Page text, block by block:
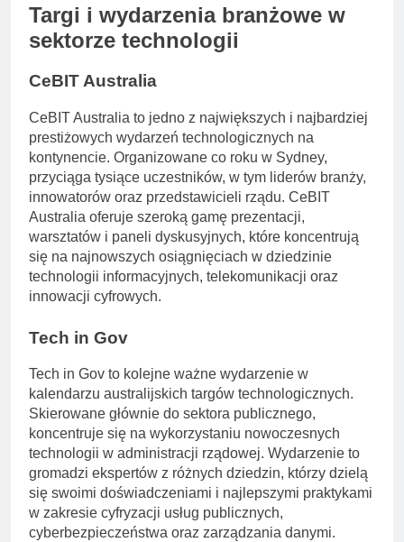
Targi i wydarzenia branżowe w
sektorze technologii
CeBIT Australia
CeBIT Australia to jedno z największych i najbardziej
prestiżowych wydarzeń technologicznych na
kontynencie. Organizowane co roku w Sydney,
przyciąga tysiące uczestników, w tym liderów branży,
innowatorów oraz przedstawicieli rządu. CeBIT
Australia oferuje szeroką gamę prezentacji,
warsztatów i paneli dyskusyjnych, które koncentrują
się na najnowszych osiągnięciach w dziedzinie
technologii informacyjnych, telekomunikacji oraz
innowacji cyfrowych.
Tech in Gov
Tech in Gov to kolejne ważne wydarzenie w
kalendarzu australijskich targów technologicznych.
Skierowane głównie do sektora publicznego,
koncentruje się na wykorzystaniu nowoczesnych
technologii w administracji rządowej. Wydarzenie to
gromadzi ekspertów z różnych dziedzin, którzy dzielą
się swoimi doświadczeniami i najlepszymi praktykami
w zakresie cyfryzacji usług publicznych,
cyberbezpieczeństwa oraz zarządzania danymi.